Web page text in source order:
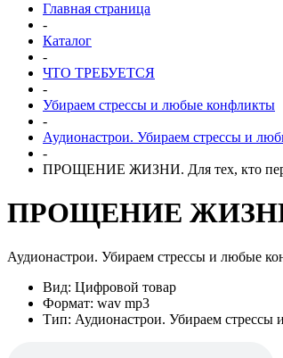
Главная страница
-
Каталог
-
ЧТО ТРЕБУЕТСЯ
-
Убираем стрессы и любые конфликты
-
Аудионастрои. Убираем стрессы и
-
ПРОЩЕНИЕ ЖИЗНИ. Для тех, кто
ПРОЩЕНИЕ ЖИЗНИ.
Аудионастрои. Убираем стрессы и любые
Вид: Цифровой товар
Формат: wav mp3
Тип: Аудионастрои. Убираем